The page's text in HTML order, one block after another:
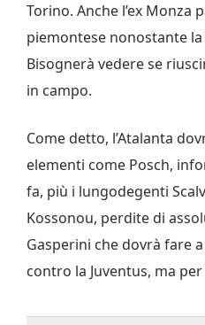
Torino. Anche l’ex
piemontese nonostante
Bisognerà vedere se
in campo.
Come detto, l’Atalanta
elementi come Posch,
fa, più i lungodegenti
Kossonou, perdite di
Gasperini che dovrà fare
contro la Juventus, ma